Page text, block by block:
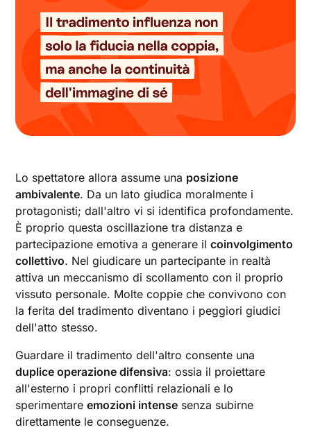
Lo spettatore allora assume una posizione
ambivalente. Da un lato giudica moralmente i
protagonisti; dall'altro vi si identifica profondamente.
È proprio questa oscillazione tra distanza e
partecipazione emotiva a generare ilcoinvolgimento
collettivo. Nel giudicare un partecipante in realtà
attiva un meccanismo di scollamento con il proprio
vissuto personale. Molte coppie che convivono con
la ferita del tradimento diventano i peggiori giudici
dell'atto stesso.
Guardare il tradimento dell'altro consente una
duplice operazione difensiva: ossia il proiettare
all'esterno i propri conflitti relazionali e lo
sperimentareemozioni intense senza subirne
direttamente le conseguenze.